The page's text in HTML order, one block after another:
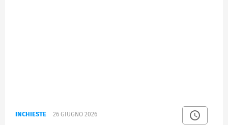
INCHIESTE 26 GIUGNO 2026